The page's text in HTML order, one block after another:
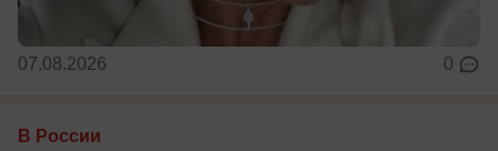
07.08.2026 0
В России